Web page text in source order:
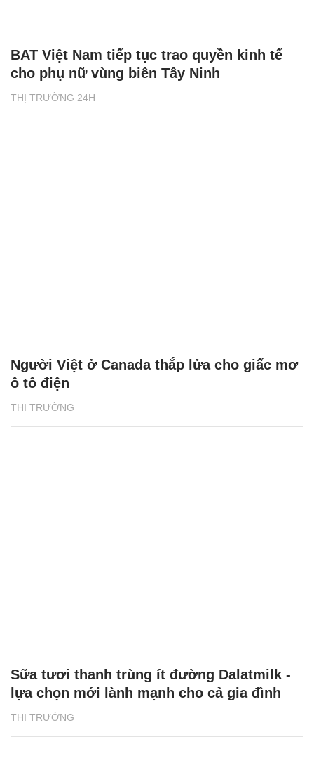
THỊ TRƯỜNG 24H
BAT Việt Nam tiếp tục trao quyền kinh tế
cho phụ nữ vùng biên Tây Ninh
THỊ TRƯỜNG
Người Việt ở Canada thắp lửa cho giấc mơ
ô tô điện
THỊ TRƯỜNG
Sữa tươi thanh trùng ít đường Dalatmilk -
lựa chọn mới lành mạnh cho cả gia đình